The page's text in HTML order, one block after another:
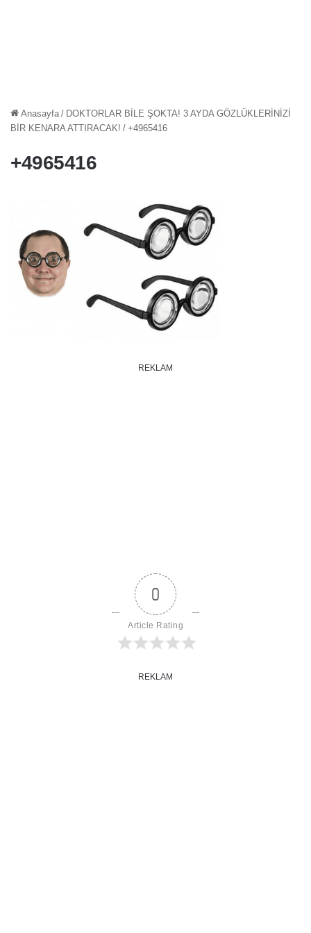
Anasayfa / DOKTORLAR BİLE ŞOKTA! 3 AYDA GÖZLÜKLERİNİZİ
BİR KENARA ATTIRACAK! / +4965416
+4965416
REKLAM
0
Article Rating
REKLAM